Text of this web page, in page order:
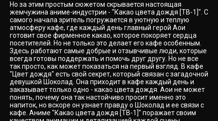
Но за этим простым сюжетом скрывается настоящая
жемчужина аниме-индустрии - "Какао цвета дождя [ТВ-1]". С
самого начала зритель погружается в уютную и теплую
атмосферу кафе, где каждый день главный герой Аои
готовит свое фирменное какао, которое покоряет сердца
посетителей. Но не только это делает его кафе особенным.
Здесь работают самые добрые и отзывчивые люди, которые
всегда готовы поддержать и помочь друг другу. Но не все
так просто, как может показаться на первый взгляд. В кафе
"Цвет дождя" есть свой секрет, который связан с загадочной
девушкой Шоколад. Она приходит в кафе каждый день и
заказывает только одно - какао цвета дождя. Аои не может
понять, почему она так настойчиво просит именно это
напиток, но вскоре он узнает правду о Шоколад и ее связи с
кафе. Аниме "Какао цвета дождя [ТВ-1]" поражает своим